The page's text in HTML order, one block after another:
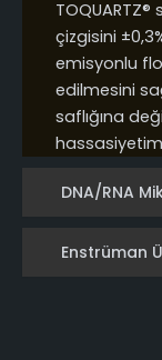
DNA/RNA
Enstrüman
çizgisini
emisyonlu
edilmesini
saflığına